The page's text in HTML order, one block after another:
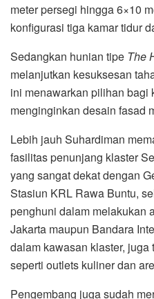
meter persegi hingga 6×10
konfigurasi tiga kamar tidur
Sedangkan hunian tipe The
melanjutkan kesuksesan
ini menawarkan pilihan bagi
menginginkan desain fasad
Lebih jauh Suhardiman
fasilitas penunjang klaster
yang sangat dekat dengan
Stasiun KRL Rawa Buntu,
penghuni dalam melakukan
Jakarta maupun Bandara
dalam kawasan klaster,
seperti outlets kuliner dan
Pengembang juga sudah